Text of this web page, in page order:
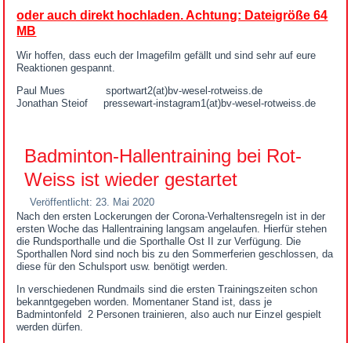
oder auch direkt hochladen. Achtung: Dateigröße 64
MB
Wir hoffen, dass euch der Imagefilm gefällt und sind sehr auf eure
Reaktionen gespannt.
Paul Mues sportwart2(at)bv-wesel-rotweiss.de
Jonathan Steiof pressewart-instagram1(at)bv-wesel-rotweiss.de
Badminton-Hallentraining bei Rot-
Weiss ist wieder gestartet
Veröffentlicht: 23. Mai 2020
Nach den ersten Lockerungen der Corona-Verhaltensregeln ist in der
ersten Woche das Hallentraining langsam angelaufen. Hierfür stehen
die Rundsporthalle und die Sporthalle Ost II zur Verfügung. Die
Sporthallen Nord sind noch bis zu den Sommerferien geschlossen, da
diese für den Schulsport usw. benötigt werden.
In verschiedenen Rundmails sind die ersten Trainingszeiten schon
bekanntgegeben worden. Momentaner Stand ist, dass je
Badmintonfeld 2 Personen trainieren, also auch nur Einzel gespielt
werden dürfen.